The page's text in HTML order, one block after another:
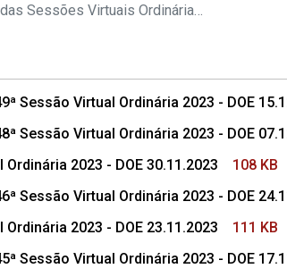
Conselho
Pautas das Sessões Virtuais Ordinárias do CSMP
Sessão Virtual Ordinária 2023 - DOE
Sessão Virtual Ordinária 2023 - DOE
2023 - DOE 30.11.2023
108 KB
Sessão Virtual Ordinária 2023 - DOE
2023 - DOE 23.11.2023
111 KB
Sessão Virtual Ordinária 2023 - DOE